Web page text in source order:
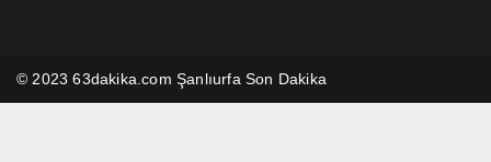
© 2023 63dakika.com Şanlıurfa Son Dakika